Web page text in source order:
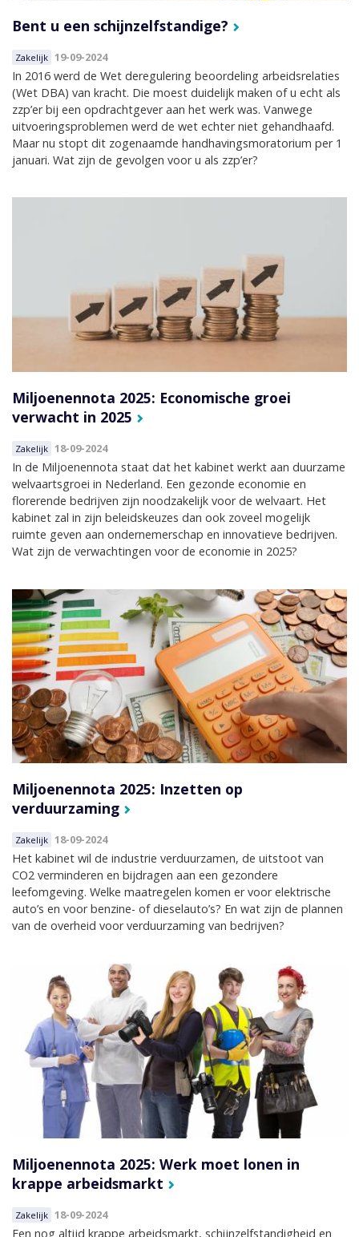
Bent u een schijnzelfstandige?
Zakelijk 19-09-2024
In 2016 werd de Wet deregulering beoordeling arbeidsrelaties
(Wet DBA) van kracht. Die moest duidelijk maken of u echt als
zzp’er bij een opdrachtgever aan het werk was. Vanwege
uitvoeringsproblemen werd de wet echter niet gehandhaafd.
Maar nu stopt dit zogenaamde handhavingsmoratorium per 1
januari. Wat zijn de gevolgen voor u als zzp’er?
Miljoenennota 2025: Economische groei
verwacht in 2025
Zakelijk 18-09-2024
In de Miljoenennota staat dat het kabinet werkt aan duurzame
welvaartsgroei in Nederland. Een gezonde economie en
florerende bedrijven zijn noodzakelijk voor de welvaart. Het
kabinet zal in zijn beleidskeuzes dan ook zoveel mogelijk
ruimte geven aan ondernemerschap en innovatieve bedrijven.
Wat zijn de verwachtingen voor de economie in 2025?
Miljoenennota 2025: Inzetten op
verduurzaming
Zakelijk 18-09-2024
Het kabinet wil de industrie verduurzamen, de uitstoot van
CO2 verminderen en bijdragen aan een gezondere
leefomgeving. Welke maatregelen komen er voor elektrische
auto’s en voor benzine- of dieselauto’s? En wat zijn de plannen
van de overheid voor verduurzaming van bedrijven?
Miljoenennota 2025: Werk moet lonen in
krappe arbeidsmarkt
Zakelijk 18-09-2024
Een nog altijd krappe arbeidsmarkt, schijnzelfstandigheid en